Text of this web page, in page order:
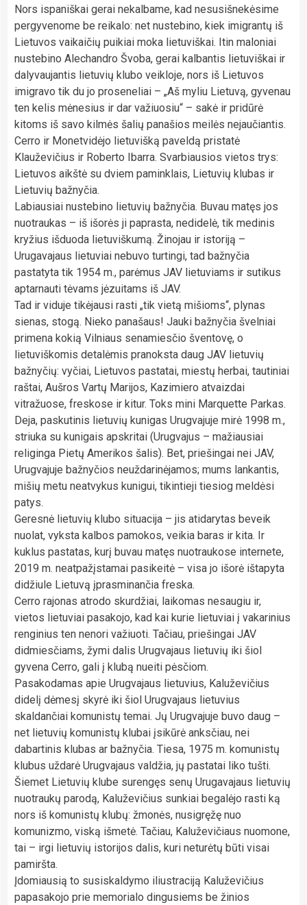
Nors ispaniškai gerai nekalbame, kad nesusišnekėsime
pergyvenome be reikalo: net nustebino, kiek imigrantų iš
Lietuvos vaikaičių puikiai moka lietuviškai. Itin maloniai
nustebino Alechandro Švoba, gerai kalbantis lietuviškai ir
dalyvaujantis lietuvių klubo veikloje, nors iš Lietuvos
imigravo tik du jo proseneliai – „Aš myliu Lietuvą, gyvenau
ten kelis mėnesius ir dar važiuosiu“ – sakė ir pridūrė
kitoms iš savo kilmės šalių panašios meilės nejaučiantis.
Cerro ir Monetvidėjo lietuvišką paveldą pristatė
Klauževičius ir Roberto Ibarra. Svarbiausios vietos trys:
Lietuvos aikštė su dviem paminklais, Lietuvių klubas ir
Lietuvių bažnyčia.
Labiausiai nustebino lietuvių bažnyčia. Buvau matęs jos
nuotraukas – iš išorės ji paprasta, nedidelė, tik medinis
kryžius išduoda lietuviškumą. Žinojau ir istoriją –
Urugavajaus lietuviai nebuvo turtingi, tad bažnyčia
pastatyta tik 1954 m., parėmus JAV lietuviams ir sutikus
aptarnauti tėvams jėzuitams iš JAV.
Tad ir viduje tikėjausi rasti „tik vietą mišioms“, plynas
sienas, stogą. Nieko panašaus! Jauki bažnyčia švelniai
primena kokią Vilniaus senamiesčio šventovę, o
lietuviškomis detalėmis pranoksta daug JAV lietuvių
bažnyčių: vyčiai, Lietuvos pastatai, miestų herbai, tautiniai
raštai, Aušros Vartų Marijos, Kazimiero atvaizdai
vitražuose, freskose ir kitur. Toks mini Marquette Parkas.
Deja, paskutinis lietuvių kunigas Urugvajuje mirė 1998 m.,
striuka su kunigais apskritai (Urugvajus – mažiausiai
religinga Pietų Amerikos šalis). Bet, priešingai nei JAV,
Urugvajuje bažnyčios neuždarinėjamos; mums lankantis,
mišių metu neatvykus kunigui, tikintieji tiesiog meldėsi
patys.
Geresnė lietuvių klubo situacija – jis atidarytas beveik
nuolat, vyksta kalbos pamokos, veikia baras ir kita. Ir
kuklus pastatas, kurį buvau matęs nuotraukose internete,
2019 m. neatpažįstamai pasikeitė – visa jo išorė ištapyta
didžiule Lietuvą įprasminančia freska.
Cerro rajonas atrodo skurdžiai, laikomas nesaugiu ir,
vietos lietuviai pasakojo, kad kai kurie lietuviai į vakarinius
renginius ten nenori važiuoti. Tačiau, priešingai JAV
didmiesčiams, žymi dalis Urugvajaus lietuvių iki šiol
gyvena Cerro, gali į klubą nueiti pėsčiom.
Pasakodamas apie Urugvajaus lietuvius, Kaluževičius
didelį dėmesį skyrė iki šiol Urugvajaus lietuvius
skaldančiai komunistų temai. Jų Urugvajuje buvo daug –
net lietuvių komunistų klubai įsikūrė anksčiau, nei
dabartinis klubas ar bažnyčia. Tiesa, 1975 m. komunistų
klubus uždarė Urugvajaus valdžia, jų pastatai liko tušti.
Šiemet Lietuvių klube surengęs senų Urugavajaus lietuvių
nuotraukų parodą, Kaluževičius sunkiai begalėjo rasti ką
nors iš komunistų klubų: žmonės, nusigręžę nuo
komunizmo, viską išmetė. Tačiau, Kaluževičiaus nuomone,
tai – irgi lietuvių istorijos dalis, kuri neturėtų būti visai
pamiršta.
Įdomiausią to susiskaldymo iliustraciją Kaluževičius
papasakojo prie memorialo dingusiems be žinios